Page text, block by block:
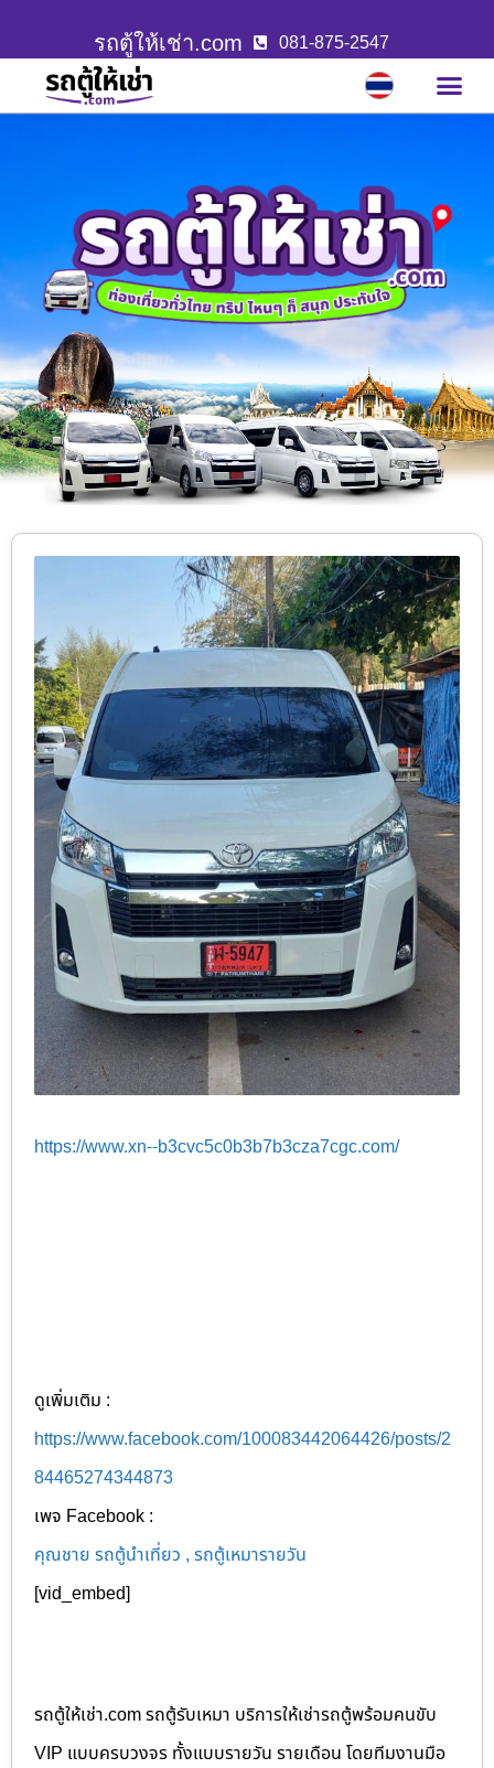
รถตู้ให้เช่า.com 081-875-2547
https://www.xn--b3cvc5c0b3b7b3cza7cgc.com/
ดูเพิ่มเติม :
https://www.facebook.com/100083442064426/posts/2
84465274344873
เพจ Facebook :
คุณชาย รถตู้นำเที่ยว , รถตู้เหมารายวัน
[vid_embed]
รถตู้ให้เช่า.com รถตู้รับเหมา บริการให้เช่ารถตู้พร้อมคนขับ
VIP แบบครบวงจร ทั้งแบบรายวัน รายเดือน โดยทีมงานมือ